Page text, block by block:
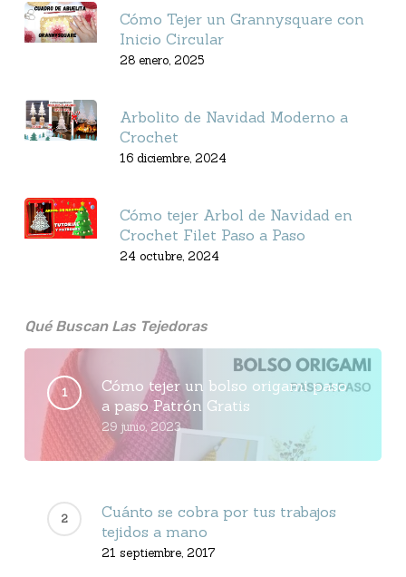
Cómo Tejer un Grannysquare con
Inicio Circular
28 enero, 2025
Arbolito de Navidad Moderno a
Crochet
16 diciembre, 2024
Cómo tejer Arbol de Navidad en
Crochet Filet Paso a Paso
24 octubre, 2024
Qué Buscan Las Tejedoras
Cómo tejer un bolso origami paso
a paso Patrón Gratis
29 junio, 2023
Cuánto se cobra por tus trabajos
tejidos a mano
21 septiembre, 2017